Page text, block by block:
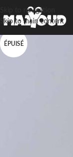
Skip to navigation
Skip to main content
ÉPUISÉ